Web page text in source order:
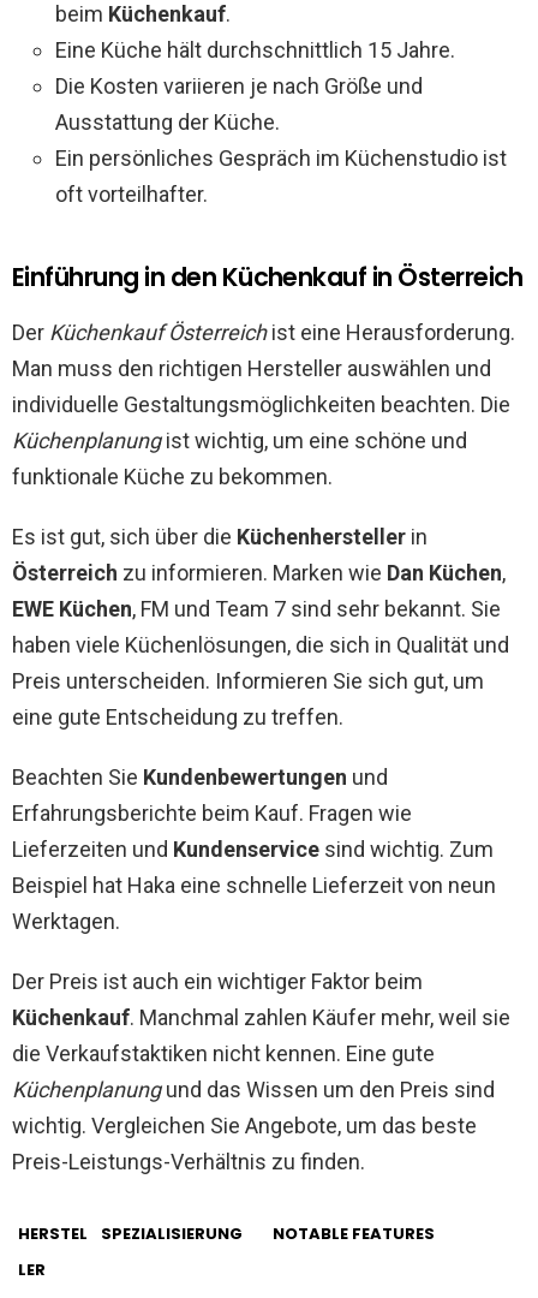
beim Küchenkauf.
Eine Küche hält durchschnittlich 15 Jahre.
Die Kosten variieren je nach Größe und
Ausstattung der Küche.
Ein persönliches Gespräch im Küchenstudio ist
oft vorteilhafter.
Einführung in den Küchenkauf in Österreich
Der Küchenkauf Österreichist eine Herausforderung.
Man muss den richtigen Hersteller auswählen und
individuelle Gestaltungsmöglichkeiten beachten. Die
Küchenplanungist wichtig, um eine schöne und
funktionale Küche zu bekommen.
Es ist gut, sich über die Küchenhersteller in
Österreich zu informieren. Marken wie Dan Küchen,
EWE Küchen, FM und Team 7 sind sehr bekannt. Sie
haben viele Küchenlösungen, die sich in Qualität und
Preis unterscheiden. Informieren Sie sich gut, um
eine gute Entscheidung zu treffen.
Beachten Sie Kundenbewertungen und
Erfahrungsberichte beim Kauf. Fragen wie
Lieferzeiten und Kundenservice sind wichtig. Zum
Beispiel hat Haka eine schnelle Lieferzeit von neun
Werktagen.
Der Preis ist auch ein wichtiger Faktor beim
Küchenkauf. Manchmal zahlen Käufer mehr, weil sie
die Verkaufstaktiken nicht kennen. Eine gute
Küchenplanungund das Wissen um den Preis sind
wichtig. Vergleichen Sie Angebote, um das beste
Preis-Leistungs-Verhältnis zu finden.
HERSTEL
LER
SPEZIALISIERUNG NOTABLE FEATURES